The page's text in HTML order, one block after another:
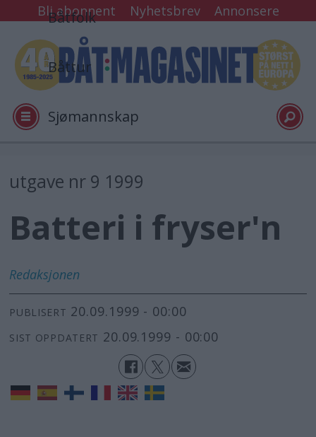
Bli abonnent Nyhetsbrev Annonsere
Båtfolk
Båttur
Sjømannskap
Arkiv
Logg inn
utgave nr 9 1999
Batteri i fryser'n
Redaksjonen
PUBLISERT 20.09.1999 - 00:00
SIST OPPDATERT 20.09.1999 - 00:00